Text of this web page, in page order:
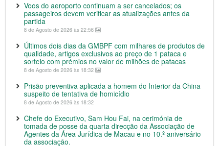
Voos do aeroporto continuam a ser cancelados; os
passageiros devem verificar as atualizações antes da
partida
8 de Agosto de 2026 às 22:56
Últimos dois dias da GMBPF com milhares de produtos de
qualidade, artigos exclusivos ao preço de 1 pataca e
sorteio com prémios no valor de milhões de patacas
8 de Agosto de 2026 às 18:32
Prisão preventiva aplicada a homem do Interior da China
suspeito de tentativa de homicídio
8 de Agosto de 2026 às 18:32
Chefe do Executivo, Sam Hou Fai, na cerimónia de
tomada de posse da quarta direcção da Associação de
Agentes da Área Jurídica de Macau e no 10.º aniversário
da associação.